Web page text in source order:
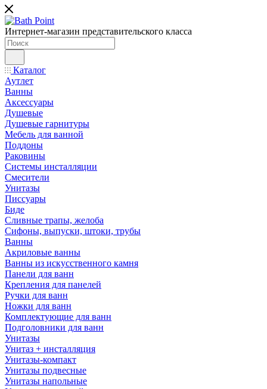
Интернет-магазин представительского класса
Каталог
Аутлет
Ванны
Аксессуары
Душевые
Душевые гарнитуры
Мебель для ванной
Поддоны
Раковины
Системы инсталляции
Смесители
Унитазы
Писсуары
Биде
Сливные трапы, желоба
Сифоны, выпуски, штоки, трубы
Ванны
Акриловые ванны
Ванны из искусственного камня
Панели для ванн
Крепления для панелей
Ручки для ванн
Ножки для ванн
Комплектующие для ванн
Подголовники для ванн
Унитазы
Унитаз + инсталляция
Унитазы-компакт
Унитазы подвесные
Унитазы напольные